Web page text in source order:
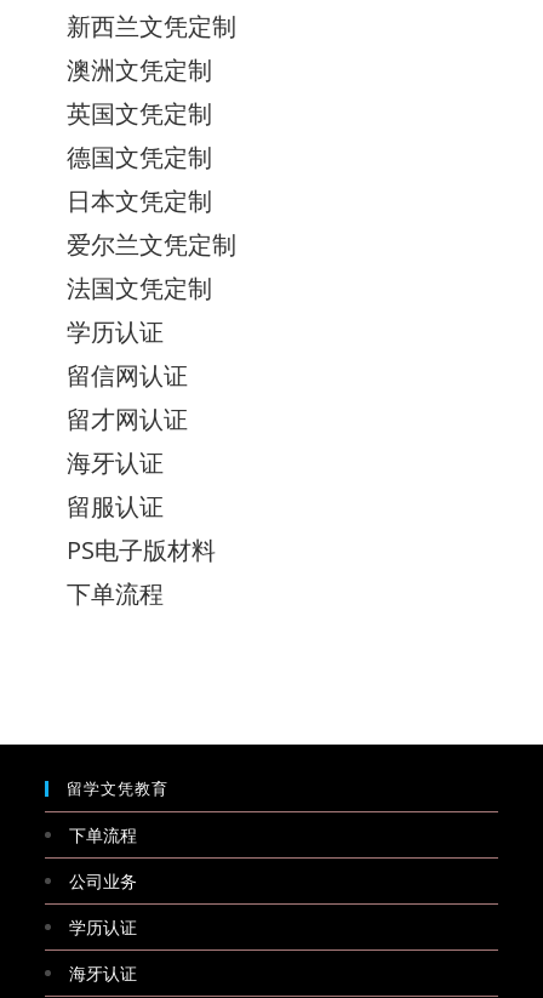
新西兰文凭定制
澳洲文凭定制
英国文凭定制
德国文凭定制
日本文凭定制
爱尔兰文凭定制
法国文凭定制
学历认证
留信网认证
留才网认证
海牙认证
留服认证
PS电子版材料
下单流程
留学文凭教育
下单流程
公司业务
学历认证
海牙认证